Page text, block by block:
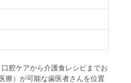
腔ケアから介護食レシピまでお
療）が可能な歯医者さんを位置